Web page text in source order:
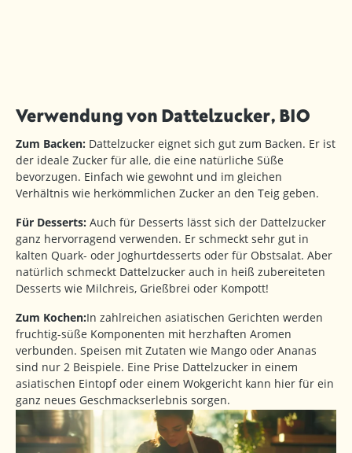
Verwendung von Dattelzucker, BIO
Zum Backen: Dattelzucker eignet sich gut zum Backen. Er ist
der ideale Zucker für alle, die eine natürliche Süße
bevorzugen. Einfach wie gewohnt und im gleichen
Verhältnis wie herkömmlichen Zucker an den Teig geben.
Für Desserts: Auch für Desserts lässt sich der Dattelzucker
ganz hervorragend verwenden. Er schmeckt sehr gut in
kalten Quark- oder Joghurtdesserts oder für Obstsalat. Aber
natürlich schmeckt Dattelzucker auch in heiß zubereiteten
Desserts wie Milchreis, Grießbrei oder Kompott!
Zum Kochen:In zahlreichen asiatischen Gerichten werden
fruchtig-süße Komponenten mit herzhaften Aromen
verbunden. Speisen mit Zutaten wie Mango oder Ananas
sind nur 2 Beispiele. Eine Prise Dattelzucker in einem
asiatischen Eintopf oder einem Wokgericht kann hier für ein
ganz neues Geschmackserlebnis sorgen.